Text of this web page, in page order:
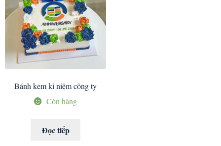
Bánh kem kỉ niệm công ty
Còn hàng
Đọc tiếp